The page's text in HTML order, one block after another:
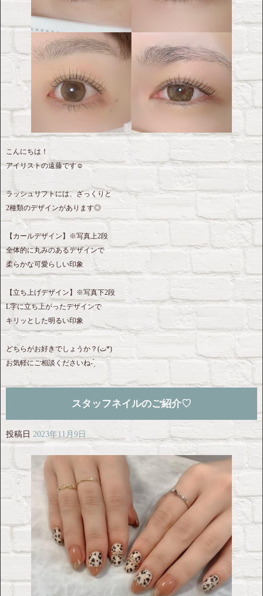
こんにちは！
アイリストの遠藤です☺︎
ラッシュリフトには、ざっくりと
2種類のデザインがあります◎
【カールデザイン】※写真上2段
全体的に丸みのあるデザインで
柔らかな可愛らしい印象
【立ち上げデザイン】※写真下2段
L字に立ち上がったデザインで
キリッとした明るい印象
どちらがお好きでしょうか？‎(ت*)
お気軽にご相談くださいね- ̗̀‎
スタッフネイルのご紹介♡
投稿日 2023年11月9日